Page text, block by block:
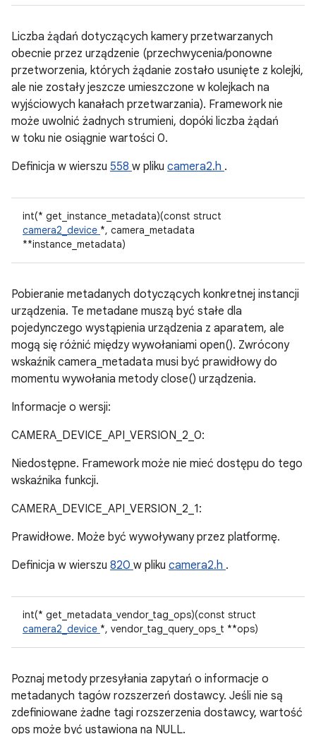
Liczba żądań dotyczących kamery przetwarzanych
obecnie przez urządzenie (przechwycenia/ponowne
przetworzenia, których żądanie zostało usunięte z kolejki,
ale nie zostały jeszcze umieszczone w kolejkach na
wyjściowych kanałach przetwarzania). Framework nie
może uwolnić żadnych strumieni, dopóki liczba żądań
w toku nie osiągnie wartości 0.
Definicja w wierszu 558 w pliku camera2.h .
int(* get_instance_metadata)(const struct
camera2_device *, camera_metadata
**instance_metadata)
Pobieranie metadanych dotyczących konkretnej instancji
urządzenia. Te metadane muszą być stałe dla
pojedynczego wystąpienia urządzenia z aparatem, ale
mogą się różnić między wywołaniami open(). Zwrócony
wskaźnik camera_metadata musi być prawidłowy do
momentu wywołania metody close() urządzenia.
Informacje o wersji:
CAMERA_DEVICE_API_VERSION_2_0:
Niedostępne. Framework może nie mieć dostępu do tego
wskaźnika funkcji.
CAMERA_DEVICE_API_VERSION_2_1:
Prawidłowe. Może być wywoływany przez platformę.
Definicja w wierszu 820 w pliku camera2.h .
int(* get_metadata_vendor_tag_ops)(const struct
camera2_device *, vendor_tag_query_ops_t **ops)
Poznaj metody przesyłania zapytań o informacje o
metadanych tagów rozszerzeń dostawcy. Jeśli nie są
zdefiniowane żadne tagi rozszerzenia dostawcy, wartość
ops może być ustawiona na NULL.